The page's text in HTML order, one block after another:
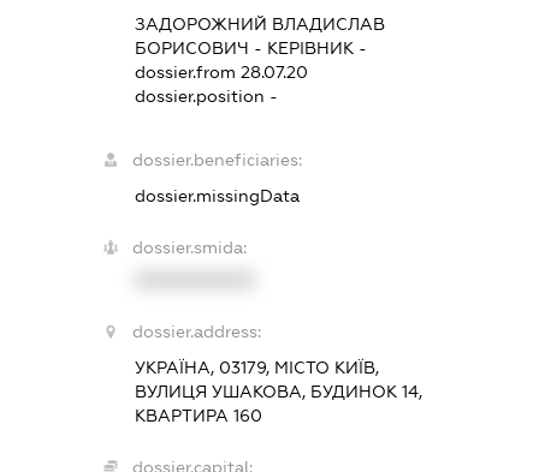
ЗАДОРОЖНИЙ ВЛАДИСЛАВ
БОРИСОВИЧ - КЕРІВНИК -
dossier.from 28.07.20
dossier.position -
dossier.beneficiaries:
dossier.missingData
dossier.smida:
dossier.address:
УКРАЇНА, 03179, МІСТО КИЇВ,
ВУЛИЦЯ УШАКОВА, БУДИНОК 14,
КВАРТИРА 160
dossier.capital: